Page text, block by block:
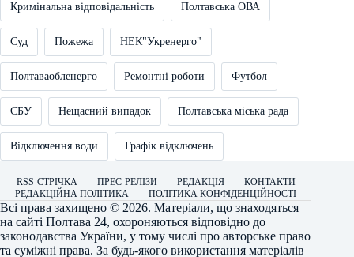
Кримінальна відповідальність Полтавська ОВА
Суд Пожежа НЕК"Укренерго"
Полтаваобленерго Ремонтні роботи Футбол
СБУ Нещасний випадок Полтавська міська рада
Відключення води Графік відключень
RSS-СТРІЧКА ПРЕС-РЕЛІЗИ РЕДАКЦІЯ
КОНТАКТИ
РЕДАКЦІЙНА ПОЛІТИКА
ПОЛІТИКА КОНФІДЕНЦІЙНОСТІ
Всі права захищено © 2026. Матеріали, що знаходяться
на сайті Полтава 24, охороняються відповідно до
законодавства України, у тому числі про авторське право
та суміжні права. За будь-якого використання матеріалів